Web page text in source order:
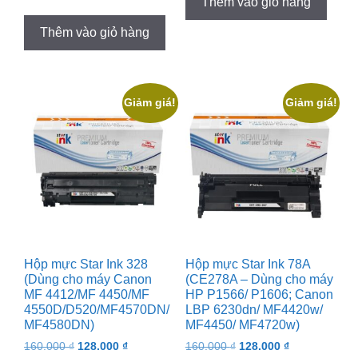
190.000 ₫.159.000 ₫.
Thêm vào giỏ hàng
158.000 ₫.119.000 ₫.
Giảm giá!
Hộp mực Star Ink 328
(Dùng cho máy Canon
MF 4412/MF 4450/MF
4550D/D520/MF4570DN/
MF4580DN)
160.000₫ Original
128.000 ₫Current
Giảm giá!
Hộp mực Star Ink 78A
(CE278A – Dùng cho máy
HP P1566/ P1606; Canon
LBP 6230dn/ MF4420w/
MF4450/ MF4720w)
160.000₫ Original
128.000 ₫Current